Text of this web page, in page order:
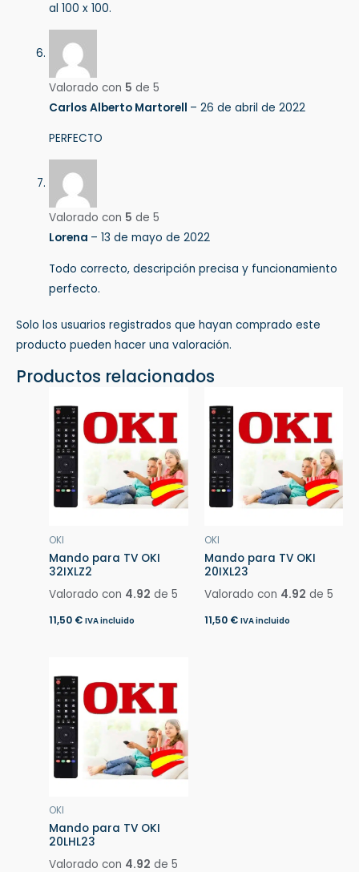
al 100 x 100.
Valorado con 5 de 5
Carlos Alberto Martorell – 26 de abril de 2022
PERFECTO
Valorado con 5 de 5
Lorena – 13 de mayo de 2022
Todo correcto, descripción precisa y funcionamiento
perfecto.
Solo los usuarios registrados que hayan comprado este
producto pueden hacer una valoración.
Productos relacionados
OKI
Mando para TV OKI
32IXLZ2
Valorado con 4.92 de 5
11,50 € IVA incluido
OKI
Mando para TV OKI
20IXL23
Valorado con 4.92 de 5
11,50 € IVA incluido
OKI
Mando para TV OKI
20LHL23
Valorado con 4.92 de 5